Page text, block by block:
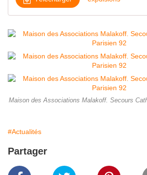
Maison des Associations Malakoff. Secours
#Actualités
Partager